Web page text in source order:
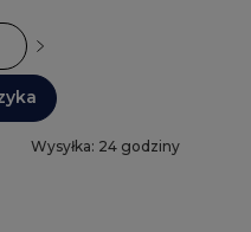
Wysyłka: 24 godziny